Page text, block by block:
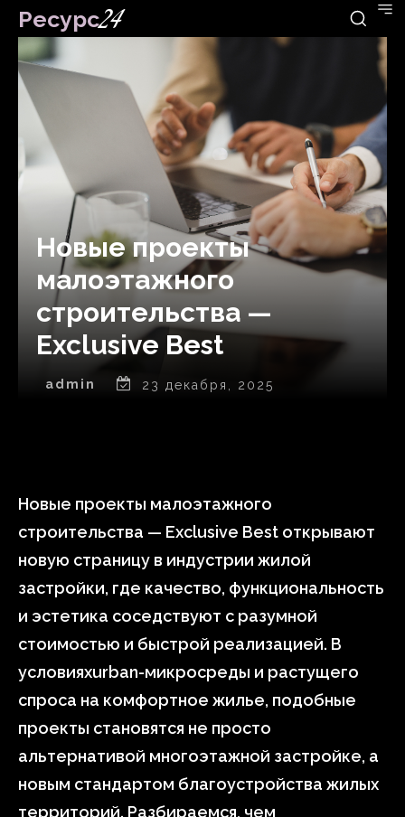
Ресурс24
Новые проекты
малоэтажного
строительства —
Exclusive Best
admin 23 декабря, 2025
Новые проекты малоэтажного
строительства — Exclusive Best открывают
новую страницу в индустрии жилой
застройки, где качество, функциональность
и эстетика соседствуют с разумной
стоимостью и быстрой реализацией. В
условияхurban-микросреды и растущего
спроса на комфортное жилье, подобные
проекты становятся не просто
альтернативой многоэтажной застройке, а
новым стандартом благоустройства жилых
территорий. Разбираемся, чем